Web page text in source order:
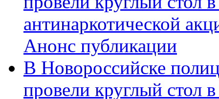
антинаркотической
Анонс публикации
В Новороссийске
провели круглый стол